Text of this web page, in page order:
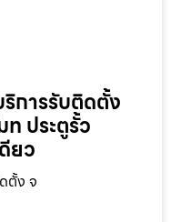
ริการรับติดตั้ง
ประตูรั้ว
ยว
ตั้ง จ